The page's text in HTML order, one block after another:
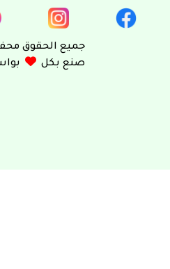
جميع الحقوق محفوظة @ 2026
صنع بكل
بواسطة Estore